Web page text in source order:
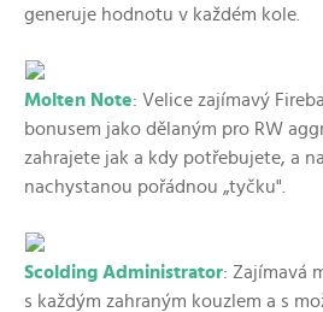
generuje hodnotu v každém kole.
Molten Note: Velice zajímavý
bonusem jako dělaným pro RW
zahrajete jak a kdy potřebujete, a
nachystanou pořádnou „tyčku".
Scolding Administrator: Zajímavá
s každým zahraným kouzlem a s